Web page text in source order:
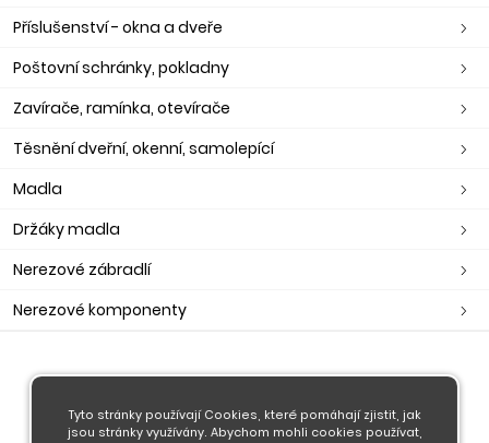
Příslušenství - okna a dveře
Poštovní schránky, pokladny
Zavírače, ramínka, otevírače
Těsnění dveřní, okenní, samolepící
Madla
Držáky madla
Nerezové zábradlí
Nerezové komponenty
Obchodní podmínky
Doprava a platba
Tyto stránky používají Cookies, které pomáhají zjistit, jak
jsou stránky využívány. Abychom mohli cookies používat,